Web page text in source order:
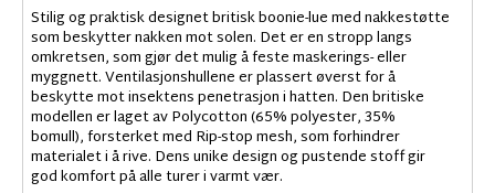
Stilig og praktisk designet britisk boonie-lue med nakkestøtte
som beskytter nakken mot solen. Det er en stropp langs
omkretsen, som gjør det mulig å feste maskerings- eller
myggnett. Ventilasjonshullene er plassert øverst for å
beskytte mot insektens penetrasjon i hatten. Den britiske
modellen er laget av Polycotton (65% polyester, 35%
bomull), forsterket med Rip-stop mesh, som forhindrer
materialet i å rive. Dens unike design og pustende stoff gir
god komfort på alle turer i varmt vær.